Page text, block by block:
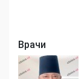
Врачи